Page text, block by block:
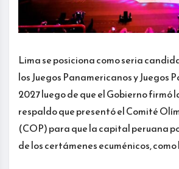
Lima se posiciona como seria
los Juegos Panamericanos y Juegos
2027 luego de que el Gobierno firmó
respaldo que presentó el Comité
(COP) para que la capital peruana
de los certámenes ecuménicos, como